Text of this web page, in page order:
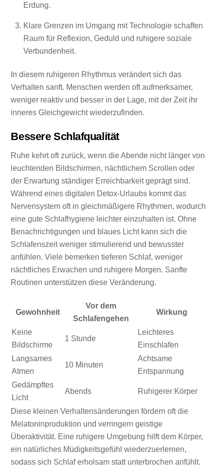
Erdung.
Klare Grenzen im Umgang mit Technologie schaffen
Raum für Reflexion, Geduld und ruhigere soziale
Verbundenheit.
In diesem ruhigeren Rhythmus verändert sich das
Verhalten sanft. Menschen werden oft aufmerksamer,
weniger reaktiv und besser in der Lage, mit der Zeit ihr
inneres Gleichgewicht wiederzufinden.
Bessere Schlafqualität
Ruhe kehrt oft zurück, wenn die Abende nicht länger von
leuchtenden Bildschirmen, nächtlichem Scrollen oder
der Erwartung ständiger Erreichbarkeit geprägt sind.
Während eines digitalen Detox-Urlaubs kommt das
Nervensystem oft in gleichmäßigere Rhythmen, wodurch
eine gute Schlafhygiene leichter einzuhalten ist. Ohne
Benachrichtigungen und blaues Licht kann sich die
Schlafenszeit weniger stimulierend und bewusster
anfühlen. Viele bemerken tieferen Schlaf, weniger
nächtliches Erwachen und ruhigere Morgen. Sanfte
Routinen unterstützen diese Veränderung.
Gewohnheit
Vor dem
Schlafengehen
Wirkung
Keine
Bildschirme
1 Stunde
Leichteres
Einschlafen
Langsames
Atmen
10 Minuten
Achtsame
Entspannung
Gedämpftes
Licht
Abends Ruhigerer Körper
Diese kleinen Verhaltensänderungen fördern oft die
Melatoninproduktion und verringern geistige
Überaktivität. Eine ruhigere Umgebung hilft dem Körper,
ein natürliches Müdigkeitsgefühl wiederzuerlernen,
sodass sich Schlaf erholsam statt unterbrochen anfühlt.